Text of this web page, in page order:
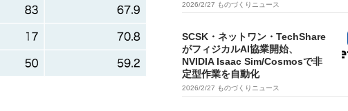
2026/2/27 ものづくりニュース
SCSK・ネットワン・TechShare
がフィジカルAI協業開始、
NVIDIA Isaac Sim/Cosmosで非
定型作業を自動化
2026/2/27 ものづくりニュース